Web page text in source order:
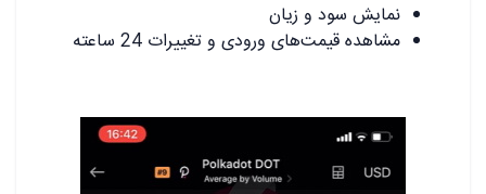
نمایش سود و زیان
مشاهده قیمت‌های ورودی و تغییرات 24 ساعته